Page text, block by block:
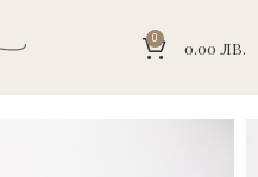
0 0.00 ЛВ.